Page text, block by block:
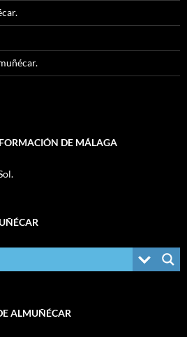
DE MÁLAGA
ALMUÑÉCAR